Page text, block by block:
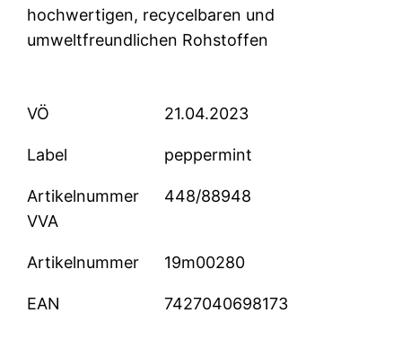
hochwertigen, recycelbaren und
umweltfreundlichen Rohstoffen
VÖ 21.04.2023
Label peppermint
Artikelnummer
VVA
448/88948
Artikelnummer 19m00280
EAN 7427040698173